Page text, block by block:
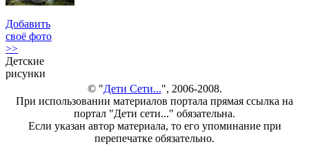
Добавить
своё фото
>>
Детские
рисунки
© "Дети Сети...", 2006-2008.
При использовании материалов портала прямая ссылка на
портал "Дети сети..." обязательна.
Если указан автор материала, то его упоминание при
перепечатке обязательно.